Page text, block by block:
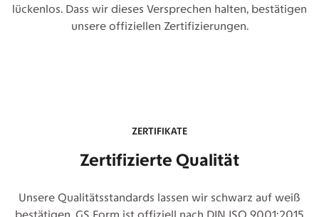
lückenlos. Dass wir dieses Versprechen halten, bestätigen
unsere offiziellen Zertifizierungen.
ZERTIFIKATE
Zertifizierte Qualität
Unsere Qualitätsstandards lassen wir schwarz auf weiß